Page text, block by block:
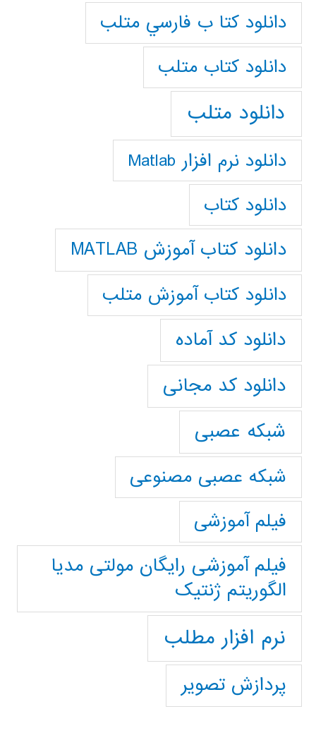
دانلود كتا ب فارسي متلب
دانلود كتاب متلب
دانلود متلب
دانلود نرم افزار Matlab
دانلود کتاب
دانلود کتاب آموزش MATLAB
دانلود کتاب آموزش متلب
دانلود کد آماده
دانلود کد مجانی
شبکه عصبی
شبکه عصبی مصنوعی
فیلم آموزشی
فیلم آموزشی رایگان مولتی مدیا
الگوریتم ژنتیک
نرم افزار مطلب
پردازش تصویر